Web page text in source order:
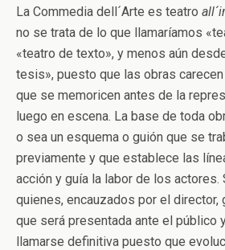
La Commedia dell´Arte es teatro
no se trata de lo que llamaríamos
«teatro de texto», y menos aún
tesis», puesto que las obras
que se memoricen antes de la
luego en escena. La base de toda
o sea un esquema o guión que se
previamente y que establece las
acción y guía la labor de los actores.
quienes, encauzados por el director,
que será presentada ante el público
llamarse definitiva puesto que